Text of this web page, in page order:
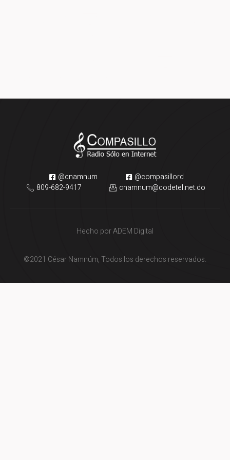
@cnamnum
@compasillord
809-682-9417
cnamnum@codetel.net.do
©2021 César Namnúm, Todos los derechos reservados.
Hecho por ADEM Digital